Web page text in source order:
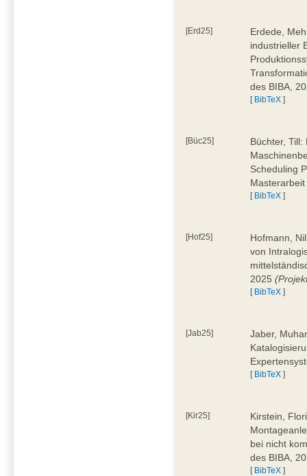
[Erd25]
Erdede,
industrieller
des BIBA,
[ BibTeX ]
[Büc25]
Büchter, Till:
Scheduling
[ BibTeX ]
[Hof25]
Hofmann,
von
2025
[ BibTeX ]
[Jab25]
Jaber,
[ BibTeX ]
[Kir25]
Kirstein,
bei nicht
des BIBA,
[ BibTeX ]